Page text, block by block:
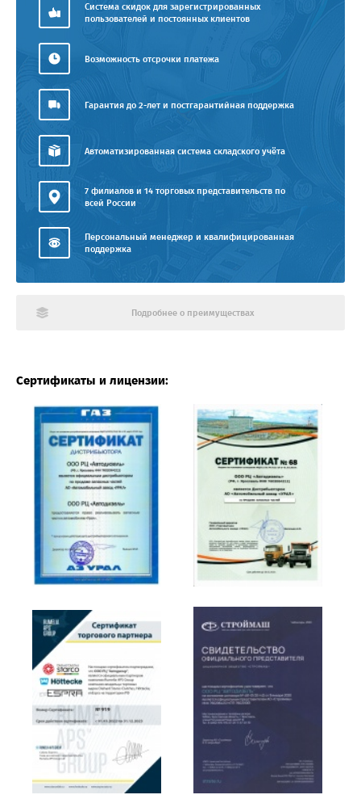
Система скидок для зарегистрированных
пользователей и постоянных клиентов
Возможность отсрочки платежа
Гарантия до 2-лет и постгарантийная поддержка
Автоматизированная система складского учёта
7 филиалов и 14 торговых представительств по
всей России
Персональный менеджер и квалифицированная
поддержка
Подробнее о преимуществах
Сертификаты и лицензии: